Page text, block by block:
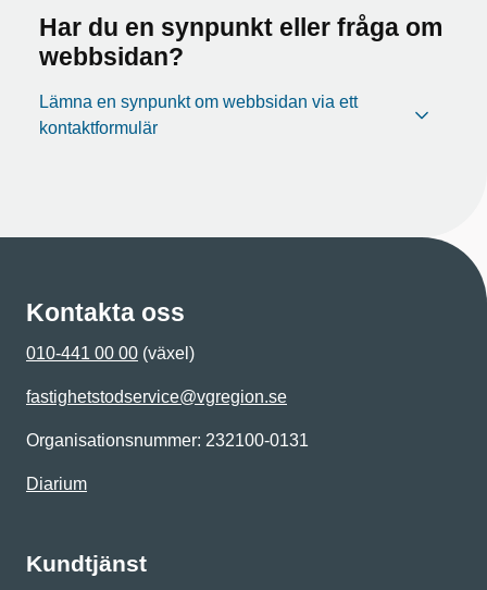
Har du en synpunkt eller fråga om
webbsidan?
Lämna en synpunkt om webbsidan via ett
kontaktformulär
Kontakta oss
010-441 00 00 (växel)
fastighetstodservice@vgregion.se
Organisationsnummer: 232100-0131
Diarium
Kundtjänst